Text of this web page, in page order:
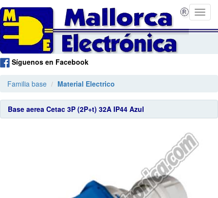
Síguenos en Facebook
Familia base Material Electrico
Base aerea Cetac 3P (2P+t) 32A IP44 Azul